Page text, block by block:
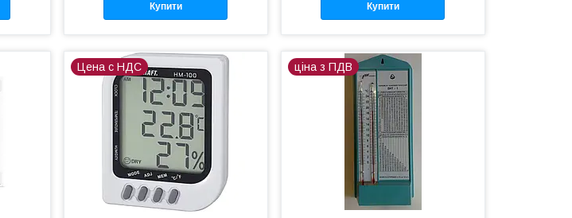
Купити Купити
Цена с НДС ціна з ПДВ